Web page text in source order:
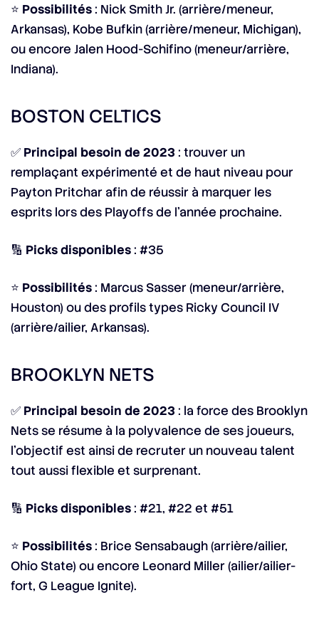
⭐ Possibilités: Nick Smith Jr. (arrière/meneur,
Arkansas), Kobe Bufkin (arrière/meneur, Michigan),
ou encore Jalen Hood-Schifino (meneur/arrière,
Indiana).
BOSTON CELTICS
✅ Principal besoin de 2023 : trouver un
remplaçant expérimenté et de haut niveau pour
Payton Pritchar afin de réussir à marquer les
esprits lors des Playoffs de l’année prochaine.
🔢 Picks disponibles: #35
⭐ Possibilités: Marcus Sasser (meneur/arrière,
Houston) ou des profils types Ricky Council IV
(arrière/ailier, Arkansas).
BROOKLYN NETS
✅ Principal besoin de 2023 : la force des Brooklyn
Nets se résume à la polyvalence de ses joueurs,
l’objectif est ainsi de recruter un nouveau talent
tout aussi flexible et surprenant.
🔢 Picks disponibles: #21, #22 et #51
⭐ Possibilités: Brice Sensabaugh (arrière/ailier,
Ohio State) ou encore Leonard Miller (ailier/ailier-
fort, G League Ignite).